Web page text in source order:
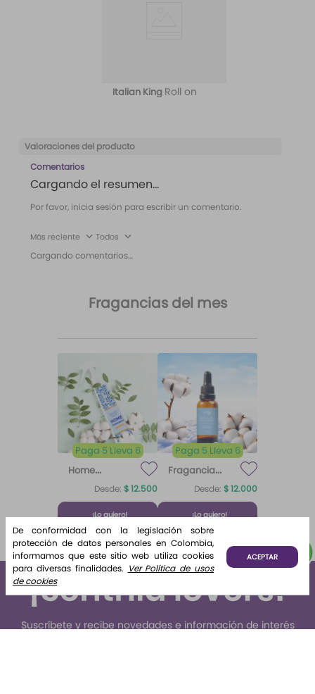
Italian King Roll on
Valoraciones del producto
Comentarios
Cargando el resumen…
Por favor, inicia sesión para escribir un comentario.
Más reciente Todos
Cargando comentarios…
Fragancias del mes
Paga 5 Lleva 6
Home
Fragrance
AlgodónHome
Algodón 220
ml Etq.
Atardecer
Desde: $12.500
¡Lo quiero!
Paga 5 Lleva 6
Fragancia
para difusor
Brisa deDesde: $12.000
¡Lo quiero!
Suscríbete y recibe novedades e información de interés
De conformidad con la legislación sobre
protección de datos personales en Colombia,
informamos que este sitio web utiliza cookies
para diversas finalidades. Ver Política de usos
de cookies
ACEPTAR